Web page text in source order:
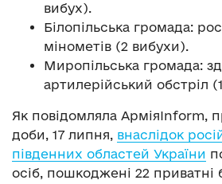
вибух).
Білопільська громада:
мінометів (2 вибухи).
Миропільська громада:
артилерійський обстріл
Як повідомляла АрміяInform,
доби, 17 липня, внаслідок
південних областей України
осіб, пошкоджені 22 приватні